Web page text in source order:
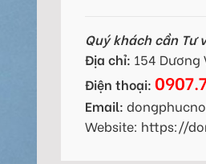
Quý khách cần Tư
Địa chỉ: 154 Dương
Điện thoại:
Email:
Website: https://